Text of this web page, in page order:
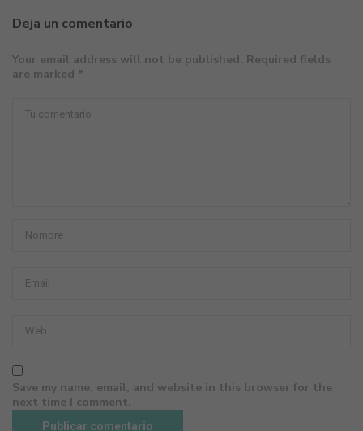
Deja un comentario
Your email address will not be published. Required fields
are marked *
Save my name, email, and website in this browser for the
next time I comment.